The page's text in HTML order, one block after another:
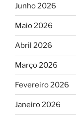
Junho 2026
Maio 2026
Abril 2026
Março 2026
Fevereiro 2026
Janeiro 2026